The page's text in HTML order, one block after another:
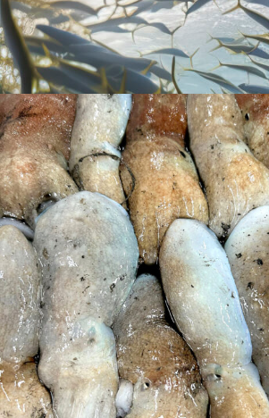
Inicio/Productos etiquetados “Élédones”